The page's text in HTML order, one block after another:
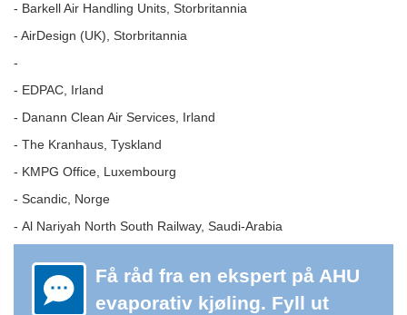
- Barkell Air Handling Units, Storbritannia
- AirDesign (UK), Storbritannia
-
- EDPAC, Irland
- Danann Clean Air Services, Irland
- The Kranhaus, Tyskland
- KMPG Office, Luxembourg
- Scandic, Norge
- Al Nariyah North South Railway, Saudi-Arabia
Få råd fra en ekspert på AHU
evaporativ kjøling. Fyll ut